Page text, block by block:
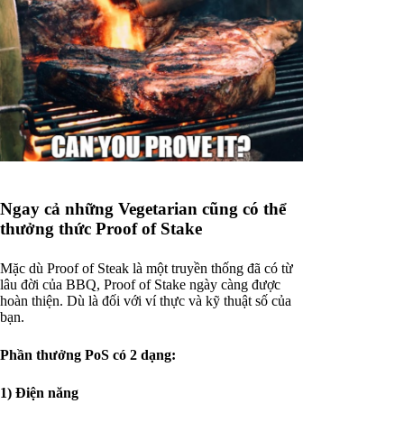
Ngay cả những Vegetarian cũng có thể
thưởng thức Proof of Stake
Mặc dù Proof of Steak là một truyền thống đã có từ
lâu đời của BBQ, Proof of Stake ngày càng được
hoàn thiện. Dù là đối với ví thực và kỹ thuật số của
bạn.
Phần thưởng PoS có 2 dạng:
1) Điện năng